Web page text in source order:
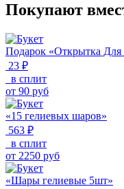
Покупают
Подарок «Открытка Для
23 ₽
в сплит
от 90 руб
«15 гелиевых шаров»
563 ₽
в сплит
от 2250 руб
«Шары гелиевые 5шт»